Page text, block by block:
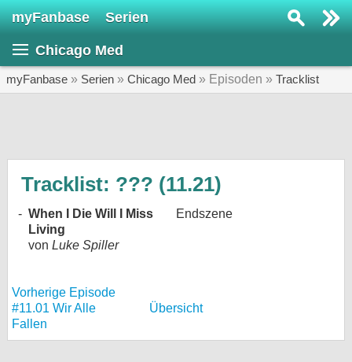
myFanbase Serien
Chicago Med
myFanbase » Serien » Chicago Med » Episoden » Tracklist
Tracklist: ??? (11.21)
- When I Die Will I Miss
Living
von Luke Spiller
Endszene
Vorherige Episode
#11.01 Wir Alle
Fallen
Übersicht
SERIEN
Gewinnspiele
Forum